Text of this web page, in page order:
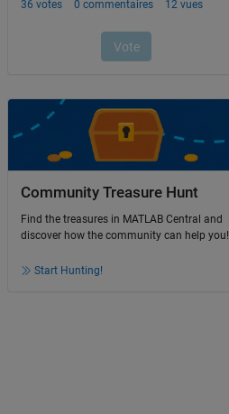
Community Treasure Hunt
Find the treasures in MATLAB Central and
discover how the community can help you!
Start Hunting!